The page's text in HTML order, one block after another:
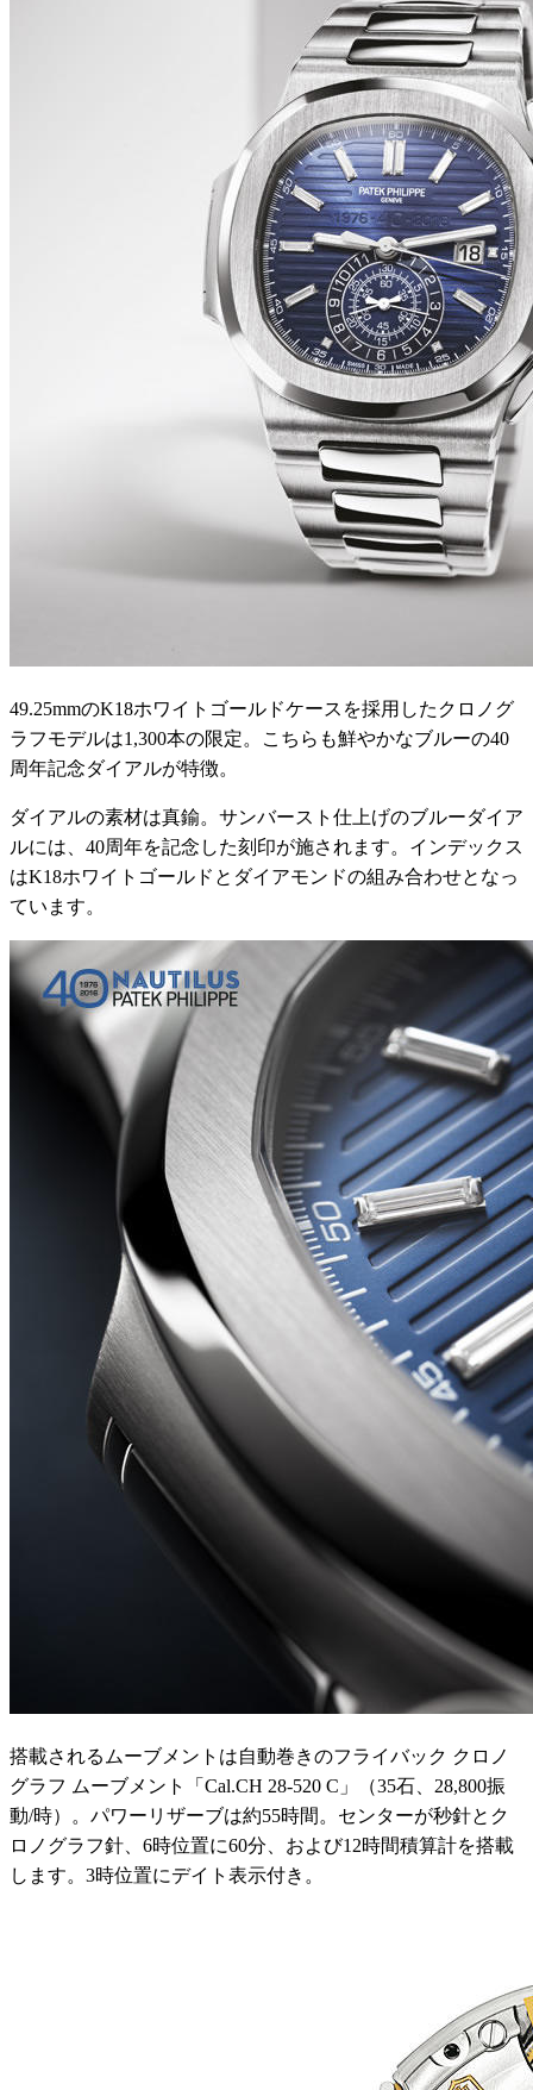
49.25mmのK18ホワイトゴールドケースを採用したクロノグ
ラフモデルは1,300本の限定。こちらも鮮やかなブルーの40
周年記念ダイアルが特徴。
ダイアルの素材は真鍮。サンバースト仕上げのブルーダイア
ルには、40周年を記念した刻印が施されます。インデックス
はK18ホワイトゴールドとダイアモンドの組み合わせとなっ
ています。
搭載されるムーブメントは自動巻きのフライバック クロノ
グラフ ムーブメント「Cal.CH 28-520 C」（35石、28,800振
動/時）。パワーリザーブは約55時間。センターが秒針とク
ロノグラフ針、6時位置に60分、および12時間積算計を搭載
します。3時位置にデイト表示付き。